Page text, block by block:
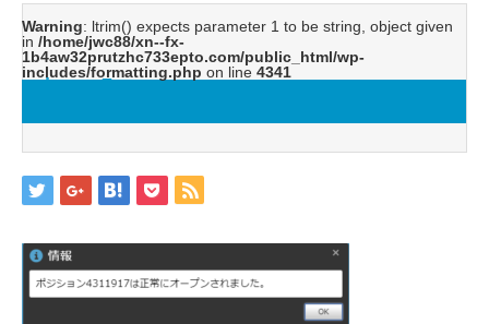
Warning: ltrim() expects parameter 1 to be string, object given
in /home/jwc88/xn--fx-
1b4aw32prutzhc733epto.com/public_html/wp-
includes/formatting.php on line 4341
image7